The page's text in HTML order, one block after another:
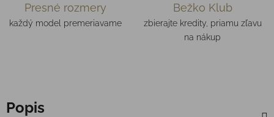
Presné rozmery
každý model premeriavame
Bežko Klub
zbierajte kredity, priamu zľavu
na nákup
Popis